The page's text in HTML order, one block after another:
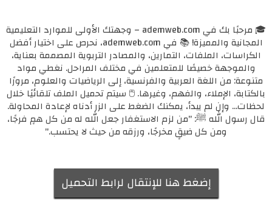
🎓 مرحبًا بك في ademweb.com – وجهتك الأولى للموارد التعليمية
المجانية والمميزة! 📚 في ademweb.com، نحرص على اختيار أفضل
الكراسات، الملفات، التمارين، والمصادر التربوية المصممة بعناية،
والموجهة خصيصًا للمتعلمين في مختلف المراحل. نغطي مواد
متنوعة: من اللغة العربية والفرنسية، إلى الرياضيات والعلوم، مرورًا
بالكتابة، الإملاء، والفهم، وغيرها. 🖱️ سيتم تحميل الملف تلقائيًا خلال
لحظات... وإن لم يبدأ، يمكنك الضغط على الزر أدناه لإعادة المحاولة.
قال رسول الله ﷺ: "من لزم الاستغفار جعل الله له من كل همٍ فرجًا،
ومن كل ضيقٍ مخرجًا، ورزقه من حيث لا يحتسب."
إضغط هنا للإنتقال لرابط التحميل